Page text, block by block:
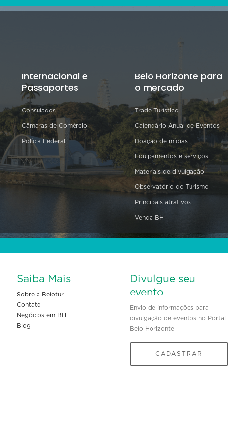
Internacional e
Passaportes
Consulados
Câmaras de Comércio
Polícia Federal
Belo Horizonte para
o mercado
Trade Turístico
Calendário Anual de Eventos
Doação de mídias
Equipamentos e serviços
Materiais de divulgação
Observatório do Turismo
Principais atrativos
Venda BH
Saiba Mais
Sobre a Belotur
Contato
Negócios em BH
Blog
Divulgue seu
evento
Envio de informações para
divulgação de eventos no Portal
Belo Horizonte
CADASTRAR